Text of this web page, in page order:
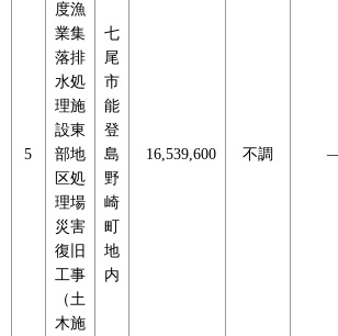
5
度漁
業集
落排
水処
理施
設東
部地
区処
理場
災害
復旧
工事
（土
木施
七
尾
市
能
登
島
野
崎
町
地
内
16,539,600 不調